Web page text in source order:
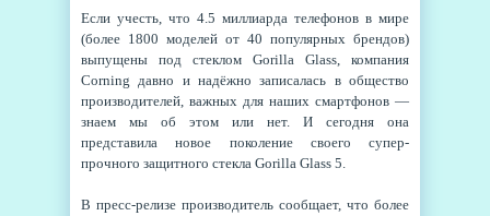
Если учесть, что 4.5 миллиарда телефонов в мире
(более 1800 моделей от 40 популярных брендов)
выпущены под стеклом Gorilla Glass, компания
Corning давно и надёжно записалась в общество
производителей, важных для наших смартфонов —
знаем мы об этом или нет. И сегодня она
представила новое поколение своего супер-
прочного защитного стекла Gorilla Glass 5.
В пресс-релизе производитель сообщает, что более